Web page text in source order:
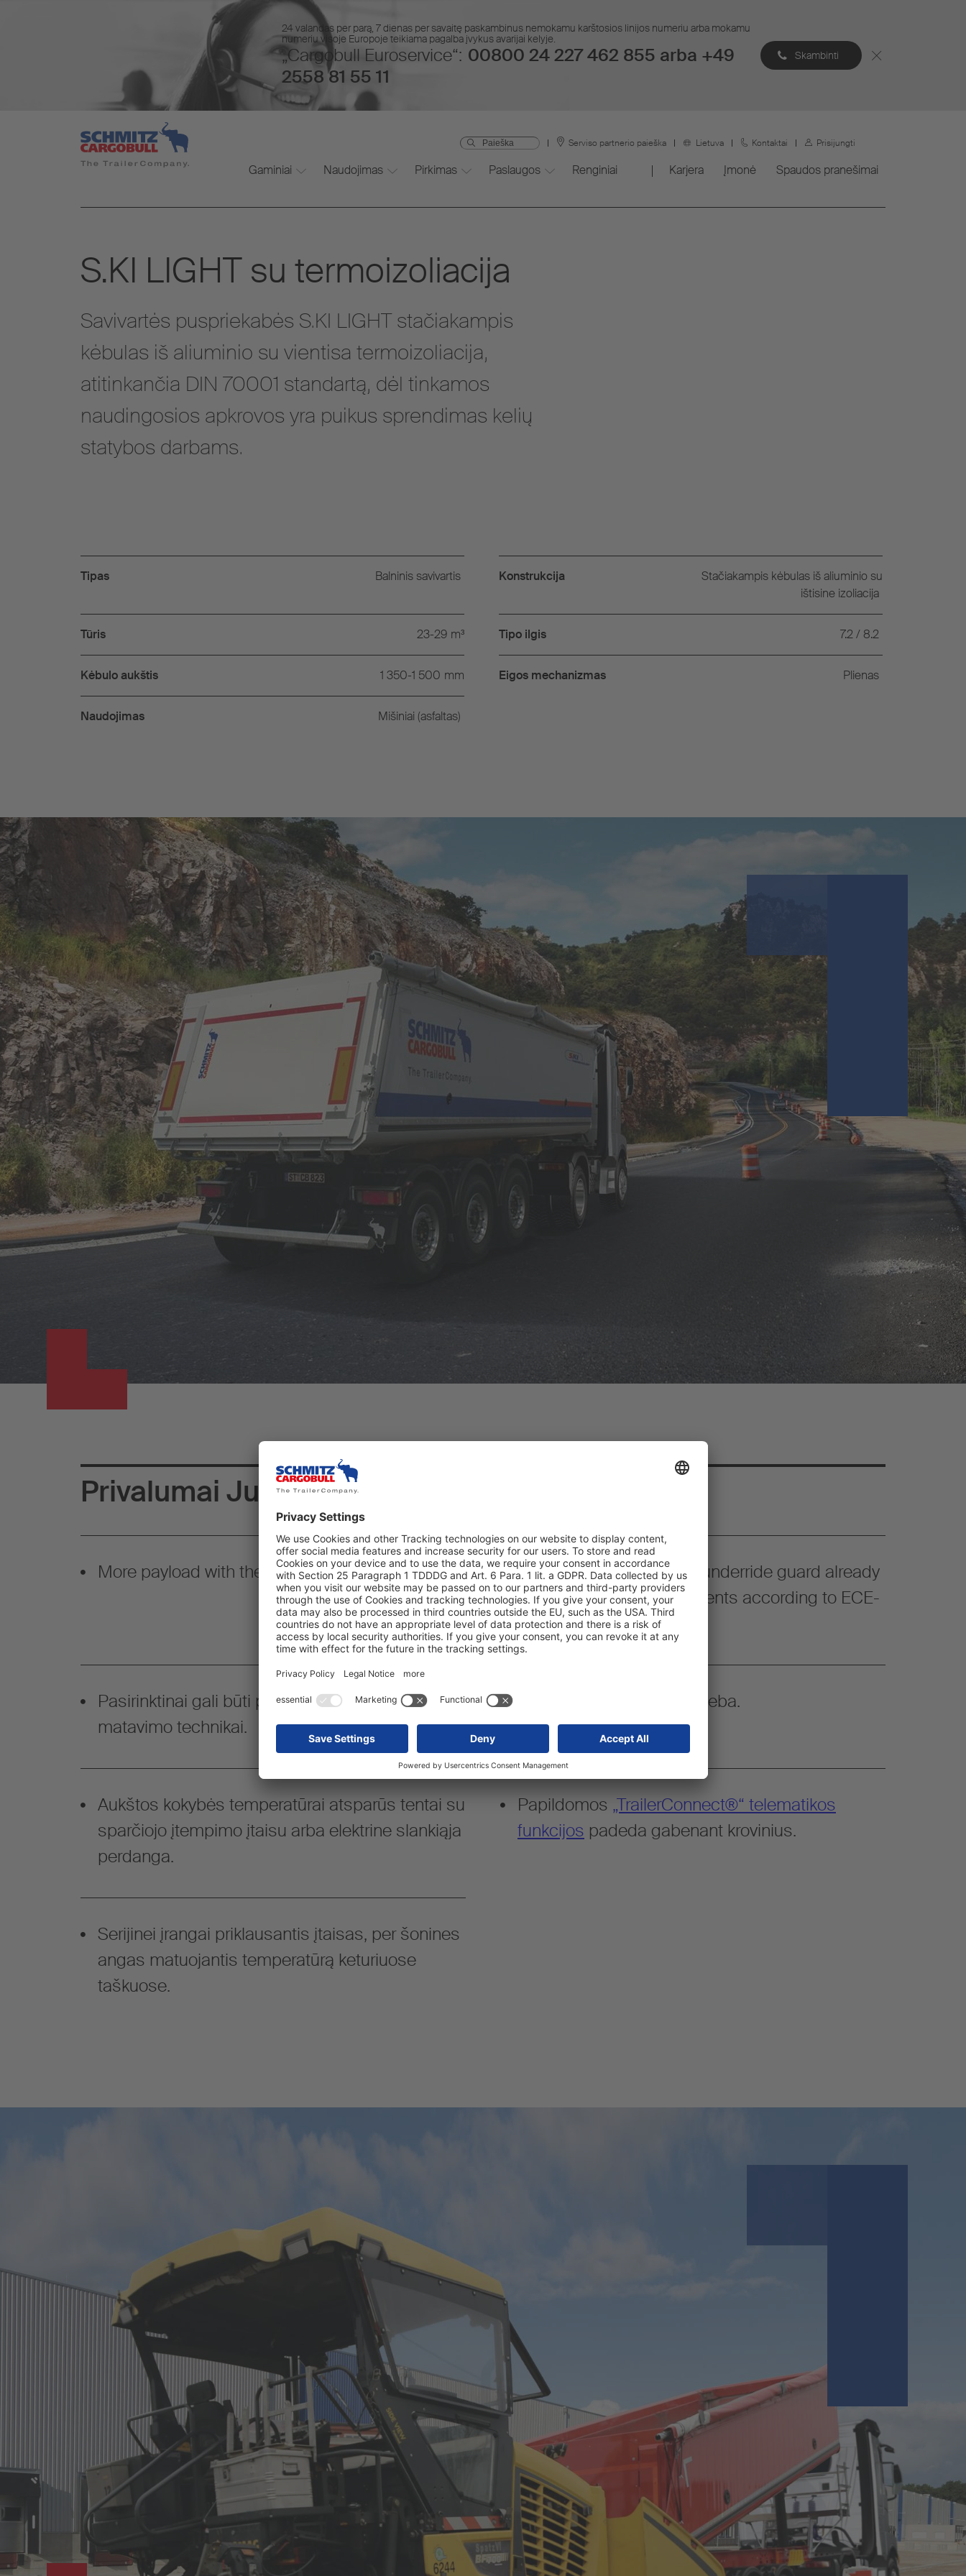
24 valandas per parą, 7 dienas per savaitę paskambinus nemokamu karštosios linijos numeriu arba mokamu
numeriu visoje Europoje teikiama pagalba įvykus avarijai kelyje.
„Cargobull Euroservice“: 00800 24 227 462 855 arba +49
2558 81 55 11
Skambinti
Serviso partnerio paieška Lietuva Kontaktai Prisijungti
Gaminiai Naudojimas Pirkimas Paslaugos Renginiai Karjera Įmonė Spaudos pranešimai
S.KI LIGHT su termoizoliacija
Savivartės puspriekabės S.KI LIGHT stačiakampis
kėbulas iš aliuminio su vientisa termoizoliacija,
atitinkančia DIN 70001 standartą, dėl tinkamos
naudingosios apkrovos yra puikus sprendimas kelių
statybos darbams.
Tipas Balninis savivartis Konstrukcija
Stačiakampis kėbulas iš aliuminio su
ištisine izoliacija
Tūris 23-29 m³ Tipo ilgis 7.2 / 8.2
Kėbulo aukštis 1 350-1 500 mm Eigos mechanizmas Plienas
Naudojimas Mišiniai (asfaltas)
Privalumai Jums
More payload with the new chassis generation.
More safety: the revised underride guard already
meets the legal requirements according to ECE-
R58.03.
Pasirinktinai gali būti paruoštas elektroninei
matavimo technikai.
Labai gera izoliuojamoji geba.
Aukštos kokybės temperatūrai atsparūs tentai su
sparčiojo įtempimo įtaisu arba elektrine slankiąja
perdanga.
Papildomos „TrailerConnect®“ telematikos
funkcijos padeda gabenant krovinius.
Serijinei įrangai priklausantis įtaisas, per šonines
angas matuojantis temperatūrą keturiuose
taškuose.